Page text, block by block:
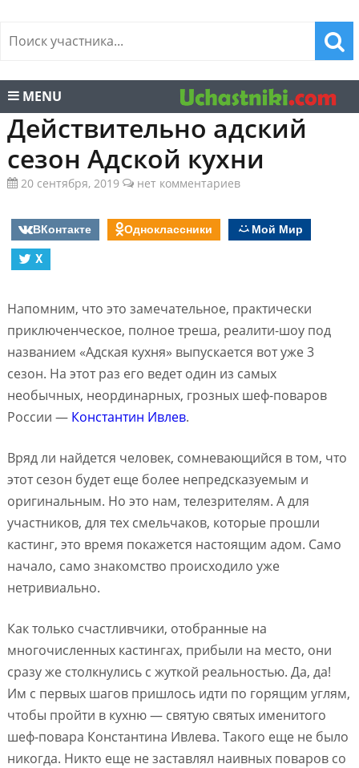
MENU
Действительно адский
сезон Адской кухни
20 сентября, 2019 нет комментариев
ВКонтакте Одноклассники
Мой Мир
X
Напомним, что это замечательное, практически
приключенческое, полное треша, реалити-шоу под
названием «Адская кухня» выпускается вот уже 3
сезон. На этот раз его ведет один из самых
необычных, неординарных, грозных шеф-поваров
России — Константин Ивлев.
Вряд ли найдется человек, сомневающийся в том, что
этот сезон будет еще более непредсказуемым и
оригинальным. Но это нам, телезрителям. А для
участников, для тех смельчаков, которые прошли
кастинг, это время покажется настоящим адом. Само
начало, само знакомство происходило уже
нетривиально.
Как только счастливчики, отобранные на
многочисленных кастингах, прибыли на место, они
сразу же столкнулись с жуткой реальностью. Да, да!
Им с первых шагов пришлось идти по горящим углям,
чтобы пройти в кухню — святую святых именитого
шеф-повара Константина Ивлева. Такого еще не было
никогда. Никто еще не заставлял наивных поваров со